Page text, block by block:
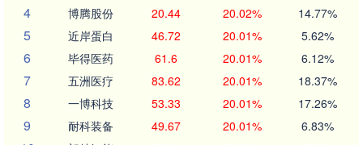
4 博腾股份 20.44 20.02% 14.77%
5 近岸蛋白 46.72 20.01% 5.62%
6 毕得医药 61.6 20.01% 6.12%
7 五洲医疗 83.62 20.01% 18.37%
8 一博科技 53.33 20.01% 17.26%
9 耐科装备 49.67 20.01% 6.83%